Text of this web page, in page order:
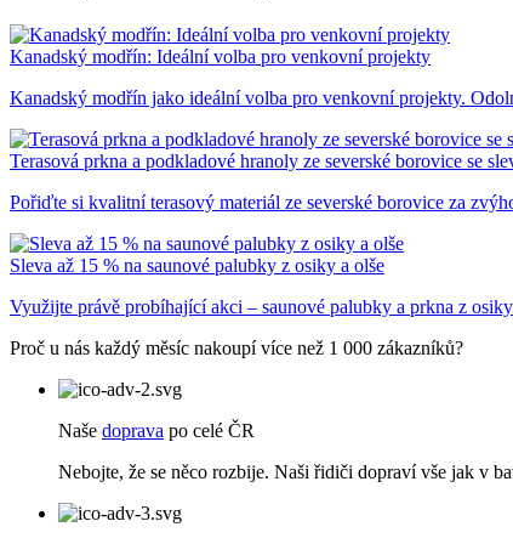
Kanadský modřín: Ideální volba pro venkovní projekty
Kanadský modřín jako ideální volba pro venkovní projekty.
Terasová prkna a podkladové hranoly ze severské borovice se
Pořiďte si kvalitní terasový materiál ze severské borovice za
Sleva až 15 % na saunové palubky z osiky a olše
Využijte právě probíhající akci – saunové palubky a prkna z
Proč u nás každý měsíc nakoupí více než 1 000 zákazníků?
Naše doprava po celé ČR
Nebojte, že se něco rozbije. Naši řidiči dopraví vše jak v